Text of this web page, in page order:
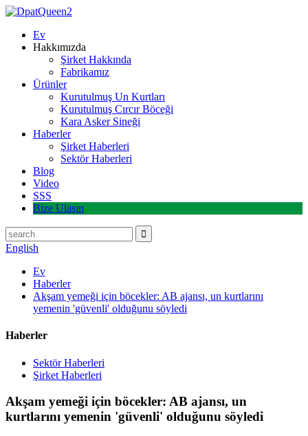
Ev
Hakkımızda
Şirket Hakkında
Fabrikamız
Ürünler
Kurutulmuş Un Kurtları
Kurutulmuş Cırcır Böceği
Kara Asker Sineği
Haberler
Şirket Haberleri
Sektör Haberleri
Blog
Video
SSS
Bize Ulaşın
English
Ev
Haberler
Akşam yemeği için böcekler: AB ajansı, un kurtlarını
yemenin 'güvenli' olduğunu söyledi
Haberler
Sektör Haberleri
Şirket Haberleri
Akşam yemeği için böcekler: AB ajansı, un
kurtlarını yemenin 'güvenli' olduğunu söyledi